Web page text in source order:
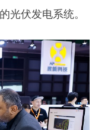
光伏发电系统。